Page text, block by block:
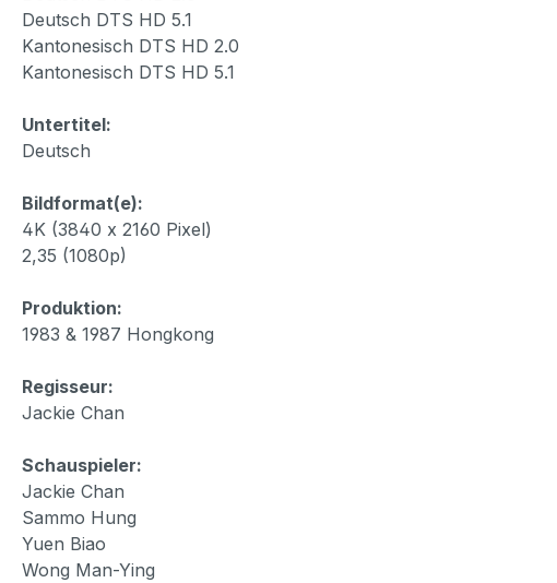
Deutsch DTS HD 5.1
Kantonesisch DTS HD 2.0
Kantonesisch DTS HD 5.1
Untertitel:
Deutsch
Bildformat(e):
4K (3840 x 2160 Pixel)
2,35 (1080p)
Produktion:
1983 & 1987 Hongkong
Regisseur:
Jackie Chan
Schauspieler:
Jackie Chan
Sammo Hung
Yuen Biao
Wong Man-Ying